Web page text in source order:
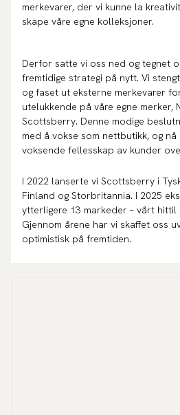
merkevarer, der vi kunne la
skape våre egne kolleksjoner.
Derfor satte vi oss ned og tegnet
fremtidige strategi på nytt. Vi
og faset ut eksterne merkevarer
utelukkende på våre egne merker,
Scottsberry. Denne modige
med å vokse som nettbutikk, og
voksende fellesskap av kunder
I 2022 lanserte vi Scottsberry i
Finland og Storbritannia. I 2025
ytterligere 13 markeder – vårt hittil
Gjennom årene har vi skaffet oss
optimistisk på fremtiden.